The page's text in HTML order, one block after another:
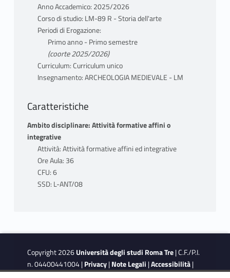
Anno Accademico: 2025/2026
Corso di studio: LM-89 R - Storia dell'arte
Periodi di Erogazione:
Primo anno - Primo semestre
(coorte 2025/2026)
Curriculum: Curriculum unico
Insegnamento: ARCHEOLOGIA MEDIEVALE - LM
Caratteristiche
Ambito disciplinare: Attività formative affini o
integrative
Attività: Attività formative affini ed integrative
Ore Aula: 36
CFU: 6
SSD: L-ANT/08
Copyright 2026Università degli studi Roma Tre| C.F./P.I.
n. 04400441004 |Privacy|Note Legali |Accessibilità|